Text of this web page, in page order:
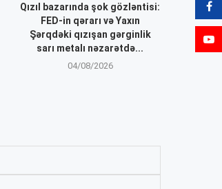
Qızıl bazarında şok gözləntisi:
FED-in qərarı və Yaxın
Şərqdəki qızışan gərginlik
sarı metalı nəzarətdə...
04/08/2026